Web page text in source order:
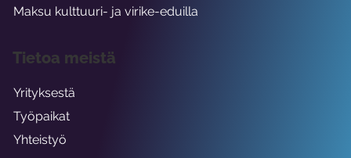
Maksu kulttuuri- ja virike-eduilla
Tietoa meistä
Yrityksestä
Työpaikat
Yhteistyö